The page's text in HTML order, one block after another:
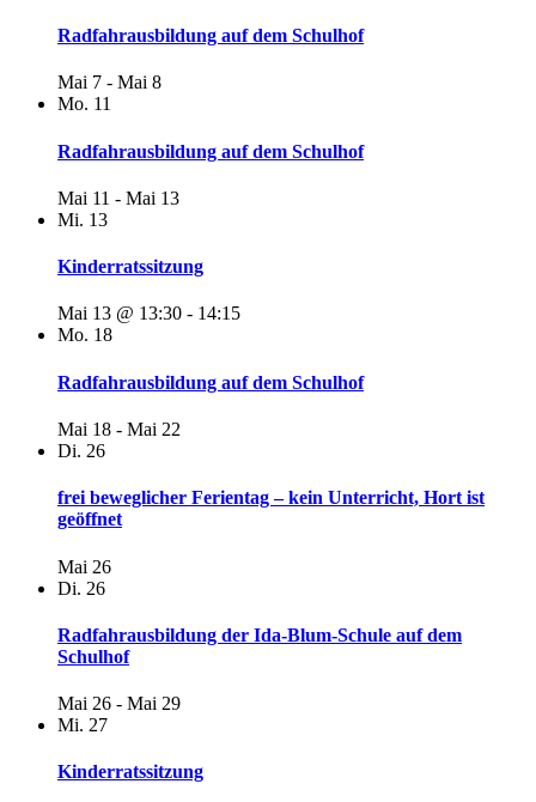
Radfahrausbildung auf dem Schulhof
Mai 7 - Mai 8
Mo. 11
Radfahrausbildung auf dem Schulhof
Mai 11 - Mai 13
Mi. 13
Kinderratssitzung
Mai 13 @ 13:30 - 14:15
Mo. 18
Radfahrausbildung auf dem Schulhof
Mai 18 - Mai 22
Di. 26
frei beweglicher Ferientag – kein Unterricht, Hort ist
geöffnet
Mai 26
Di. 26
Radfahrausbildung der Ida-Blum-Schule auf dem
Schulhof
Mai 26 - Mai 29
Mi. 27
Kinderratssitzung